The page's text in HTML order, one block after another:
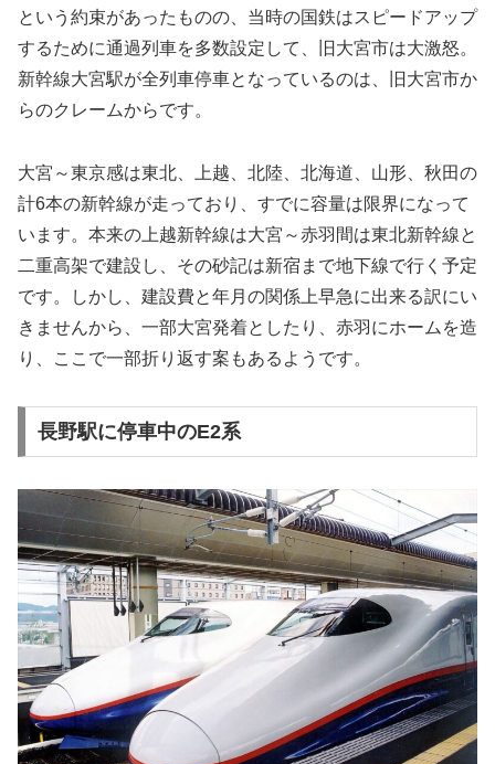
という約束があったものの、当時の国鉄はスピードアップ
するために通過列車を多数設定して、旧大宮市は大激怒。
新幹線大宮駅が全列車停車となっているのは、旧大宮市か
らのクレームからです。
大宮～東京感は東北、上越、北陸、北海道、山形、秋田の
計6本の新幹線が走っており、すでに容量は限界になって
います。本来の上越新幹線は大宮～赤羽間は東北新幹線と
二重高架で建設し、その砂記は新宿まで地下線で行く予定
です。しかし、建設費と年月の関係上早急に出来る訳にい
きませんから、一部大宮発着としたり、赤羽にホームを造
り、ここで一部折り返す案もあるようです。
長野駅に停車中のE2系